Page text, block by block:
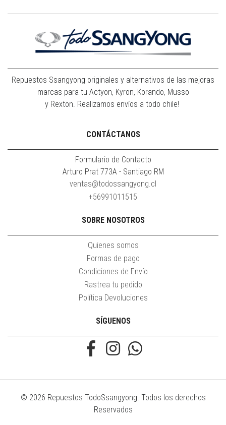
Repuestos Ssangyong originales y alternativos de las mejoras
marcas para tu Actyon, Kyron, Korando, Musso
y Rexton. Realizamos envíos a todo chile!
CONTÁCTANOS
Formulario de Contacto
Arturo Prat 773A - Santiago RM
ventas@todossangyong.cl
+56991011515
SOBRE NOSOTROS
Quienes somos
Formas de pago
Condiciones de Envío
Rastrea tu pedido
Política Devoluciones
SÍGUENOS
© 2026 Repuestos TodoSsangyong. Todos los derechos
Reservados